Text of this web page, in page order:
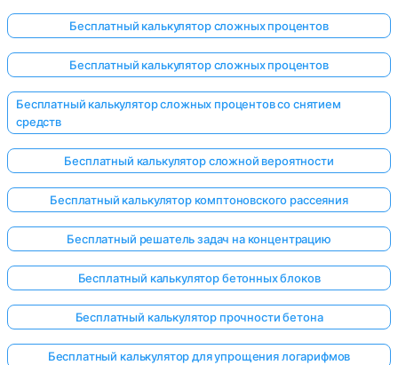
Бесплатный калькулятор сложных процентов
Бесплатный калькулятор сложных процентов
Бесплатный калькулятор сложных процентов со снятием
средств
Бесплатный калькулятор сложной вероятности
Бесплатный калькулятор комптоновского рассеяния
Бесплатный решатель задач на концентрацию
Бесплатный калькулятор бетонных блоков
Бесплатный калькулятор прочности бетона
Бесплатный калькулятор для упрощения логарифмов